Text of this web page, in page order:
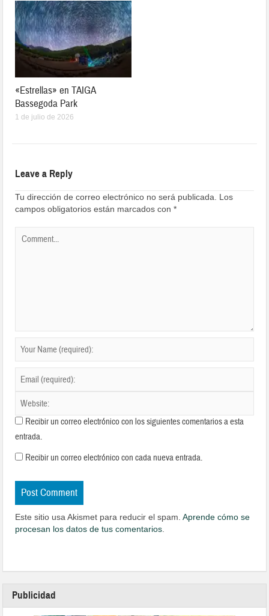
«Estrellas» en TAIGA
Bassegoda Park
1 de julio de 2026
Leave a Reply
Tu dirección de correo electrónico no será publicada.
Los
campos obligatorios están marcados con*
Recibir un correo electrónico con los siguientes comentarios a esta
entrada.
Recibir un correo electrónico con cada nueva entrada.
Este sitio usa Akismet para reducir el spam.Aprende cómo se
procesan los datos de tus comentarios
Publicidad